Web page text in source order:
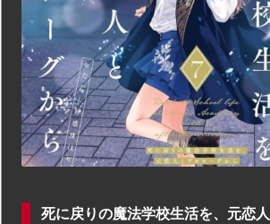
死に戻りの魔法学校生活を、元恋